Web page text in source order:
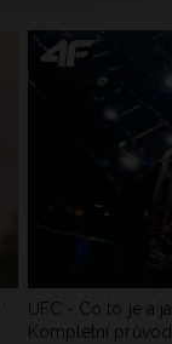
UFC - Co to je a
Kompletní